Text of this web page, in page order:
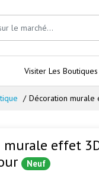
Visiter Les Boutiques
Décoration
murale effet
Neuf